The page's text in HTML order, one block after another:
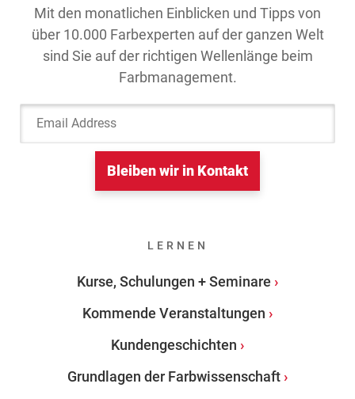
Mit den monatlichen Einblicken und Tipps von
über 10.000 Farbexperten auf der ganzen Welt
sind Sie auf der richtigen Wellenlänge beim
Farbmanagement.
Email Address
Bleiben wir in Kontakt
LERNEN
Kurse, Schulungen + Seminare
Kommende Veranstaltungen
Kundengeschichten
Grundlagen der Farbwissenschaft